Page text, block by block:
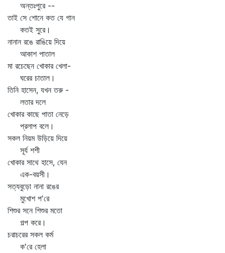
অন্তঃপুরে --
তাই সে শোনে কত যে গান
কতই সুরে।
নানান রঙে রাঙিয়ে দিয়ে
আকাশ পাতাল
মা রচেছেন খোকার খেলা-
ঘরের চাতাল।
তিনি হাসেন, যখন তরু -
লতার দলে
খোকার কাছে পাতা নেড়ে
প্রলাপ বলে।
সকল নিয়ম উড়িয়ে দিয়ে
সূর্য শশী
খোকার সাথে হাসে, যেন
এক-বয়সী।
সত্যবুড়ো নানা রঙের
মুখোশ প'রে
শিশুর সনে শিশুর মতো
গল্প করে।
চরাচরের সকল কর্ম
ক'রে হেলা